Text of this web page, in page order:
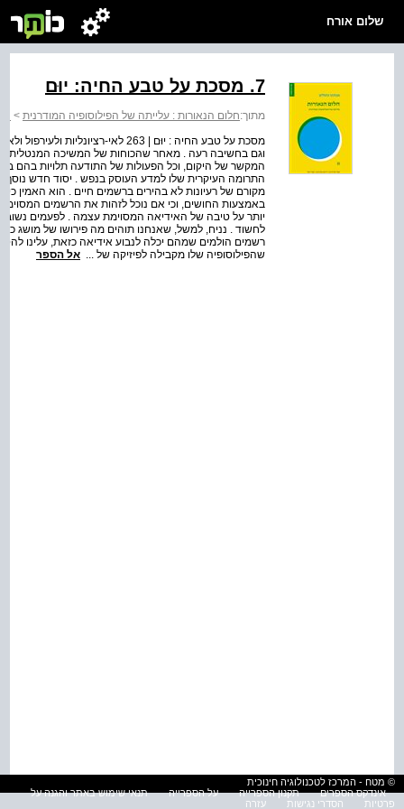
שלום אורח
7. מסכת על טבע החיה: יוּם
מתוך:חלום הנאורות : עלייתה של הפילוסופיה המודרנית >
מסכת על טבע החיה : יוּם | 263 לאי-
וגם בחשיבה רעה . מאחר שהכוחות של המשיכה המנטלית
המקשר של היקום, וכל הפעולות של התודעה תלויות בהם
התרומה העיקרית שלו למדע העוסק בנפש . יסוד חדש
מקורם של רעיונות לא בהירים ברשמים חיים . הוא האמין כי
באמצעות החושים, וכי אם נוכל לזהות את הרשמים
יותר על טיבה של האידיאה המסוימת עצמה . לפעמים נשוב
לחשוד . נניח, למשל, שאנחנו תוהים מה פירושו של מושג
רשמים הולמים שמהם יכלה לנבוע אידיאה כזאת, עלינו
שהפילוסופיה שלו מקבילה לפיזיקה של ... אל הספר
© מטח - המרכז לטכנולוגיה חינוכית
אינדקס הספרים
תקנון הספרייה על הספרייה
תנאי שימוש באתר והגנה על
פרטיות
הסדרי נגישות עזרה